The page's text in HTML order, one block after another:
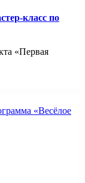
класс по
«Первая